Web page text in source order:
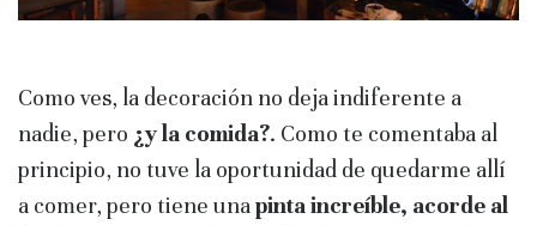
Como ves, la decoración no deja indiferente a
nadie, pero ¿y la comida?. Como te comentaba al
principio, no tuve la oportunidad de quedarme allí
a comer, pero tiene unapinta increíble, acorde al